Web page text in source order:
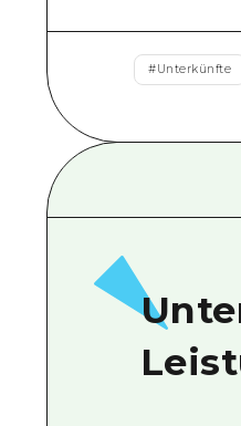
#Unterkünfte